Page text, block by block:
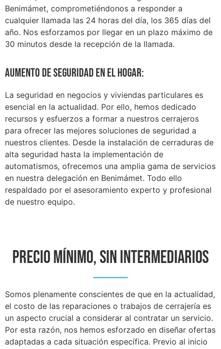
Benimámet, comprometiéndonos a responder a
cualquier llamada las 24 horas del día, los 365 días del
año. Nos esforzamos por llegar en un plazo máximo de
30 minutos desde la recepción de la llamada.
Aumento de seguridad en el hogar:
La seguridad en negocios y viviendas particulares es
esencial en la actualidad. Por ello, hemos dedicado
recursos y esfuerzos a formar a nuestros cerrajeros
para ofrecer las mejores soluciones de seguridad a
nuestros clientes. Desde la instalación de cerraduras de
alta seguridad hasta la implementación de
automatismos, ofrecemos una amplia gama de servicios
en nuestra delegación en Benimámet. Todo ello
respaldado por el asesoramiento experto y profesional
de nuestro equipo.
PRECIO MÍNIMO, SIN INTERMEDIARIOS
Somos plenamente conscientes de que en la actualidad,
el costo de las reparaciones o trabajos de cerrajería es
un aspecto crucial a considerar al contratar un servicio.
Por esta razón, nos hemos esforzado en diseñar ofertas
adaptadas a cada situación específica. Previo al inicio